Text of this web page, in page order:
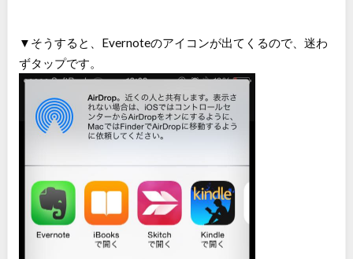
▼そうすると、Evernoteのアイコンが出てくるので、迷わ
ずタップです。